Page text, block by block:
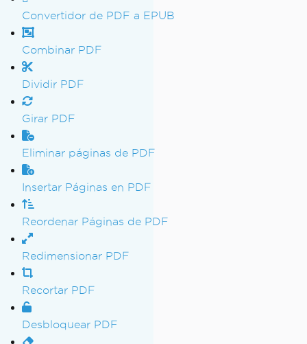
Convertidor de PDF a EPUB
Combinar PDF
Dividir PDF
Girar PDF
Eliminar páginas de PDF
Insertar Páginas en PDF
Reordenar Páginas de PDF
Redimensionar PDF
Recortar PDF
Desbloquear PDF